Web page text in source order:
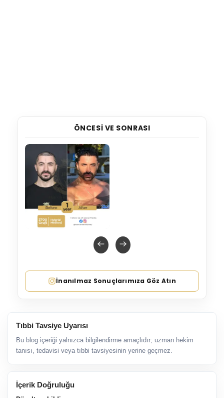
ÖNCESI VE SONRASI
İnanılmaz Sonuçlarımıza Göz Atın
Tıbbi Tavsiye Uyarısı
Bu blog içeriği yalnızca bilgilendirme amaçlıdır; uzman hekim
tanısı, tedavisi veya tıbbi tavsiyesinin yerine geçmez.
İçerik Doğruluğu